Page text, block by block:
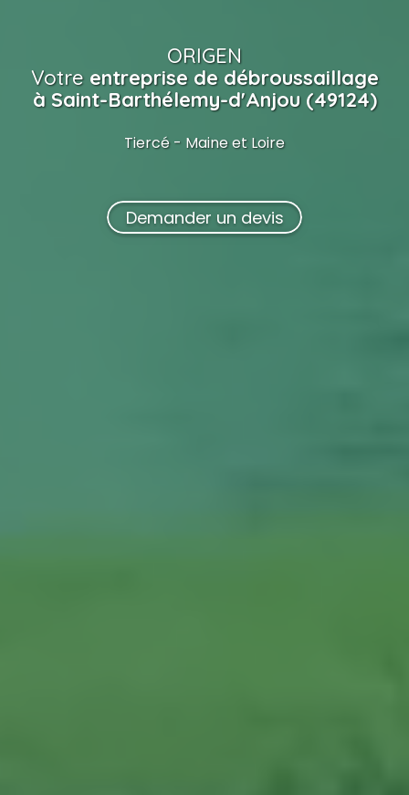
ORIGEN
Votre entreprise de débroussaillage
à Saint-Barthélemy-d'Anjou (49124)
Tiercé - Maine et Loire
Demander un devis